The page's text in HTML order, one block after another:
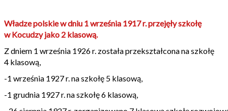
Władze polskie w dniu 1 września 1917 r. przejęły szkołę
w Kocudzy jako 2 klasową.
Z dniem 1 września 1926 r. została przekształcona na szkołę
4 klasową,
-1 września 1927 r. na szkołę 5 klasową,
-1 grudnia 1927 r. na szkołę 6 klasową,